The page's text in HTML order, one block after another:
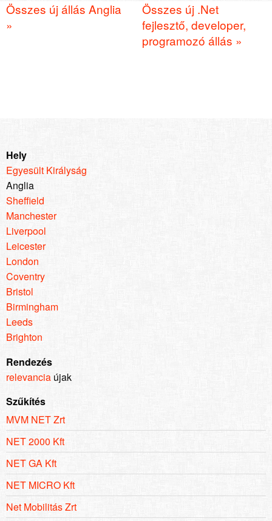
Összes új állás Anglia
»
Összes új .Net
fejlesztő, developer,
programozó állás »
Hely
Egyesült Királyság
Anglia
Sheffield
Manchester
Liverpool
Leicester
London
Coventry
Bristol
Birmingham
Leeds
Brighton
Rendezés
relevancia újak
Szűkítés
MVM NET Zrt
NET 2000 Kft
NET GA Kft
NET MICRO Kft
Net Mobilitás Zrt